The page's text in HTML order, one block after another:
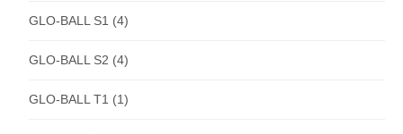
GLO-BALL S1 (4)
GLO-BALL S2 (4)
GLO-BALL T1 (1)